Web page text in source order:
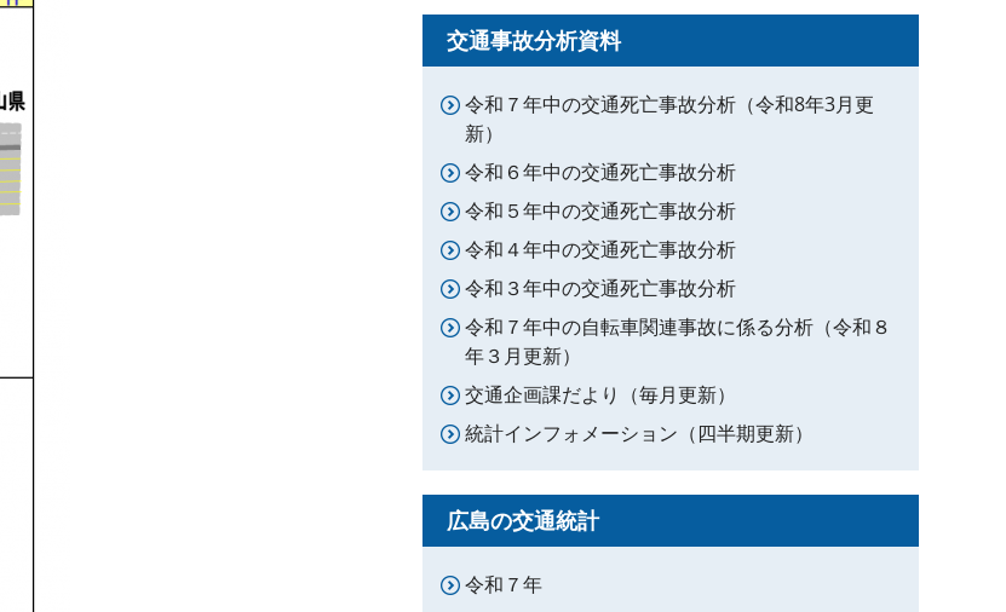
交通事故分析資料
令和７年中の交通死亡事故分析（令和8年3月更
新）
令和６年中の交通死亡事故分析
令和５年中の交通死亡事故分析
令和４年中の交通死亡事故分析
令和３年中の交通死亡事故分析
令和７年中の自転車関連事故に係る分析（令和８
年３月更新）
交通企画課だより（毎月更新）
統計インフォメーション（四半期更新）
広島の交通統計
令和７年